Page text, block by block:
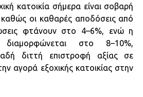
κατοικία σήμερα είναι σοβαρή
καθώς οι καθαρές αποδόσεις από
φτάνουν στο 4–6%, ενώ η
διαμορφώνεται στο 8–10%,
διττή επιστροφή αξίας σε
αγορά εξοχικής κατοικίας στην